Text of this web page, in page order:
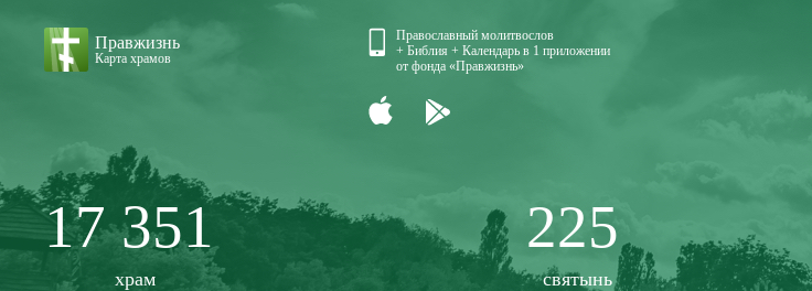
Правжизнь
Карта храмов
Православный молитвослов
+ Библия + Календарь в 1 приложении
от фонда «Правжизнь»
17 351
храм
225
святынь